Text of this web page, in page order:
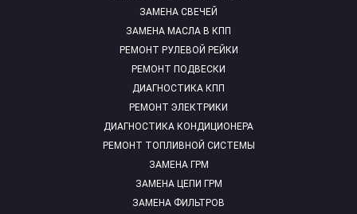
ЗАМЕНА СВЕЧЕЙ
ЗАМЕНА МАСЛА В КПП
РЕМОНТ РУЛЕВОЙ РЕЙКИ
РЕМОНТ ПОДВЕСКИ
ДИАГНОСТИКА КПП
РЕМОНТ ЭЛЕКТРИКИ
ДИАГНОСТИКА КОНДИЦИОНЕРА
РЕМОНТ ТОПЛИВНОЙ СИСТЕМЫ
ЗАМЕНА ГРМ
ЗАМЕНА ЦЕПИ ГРМ
ЗАМЕНА ФИЛЬТРОВ